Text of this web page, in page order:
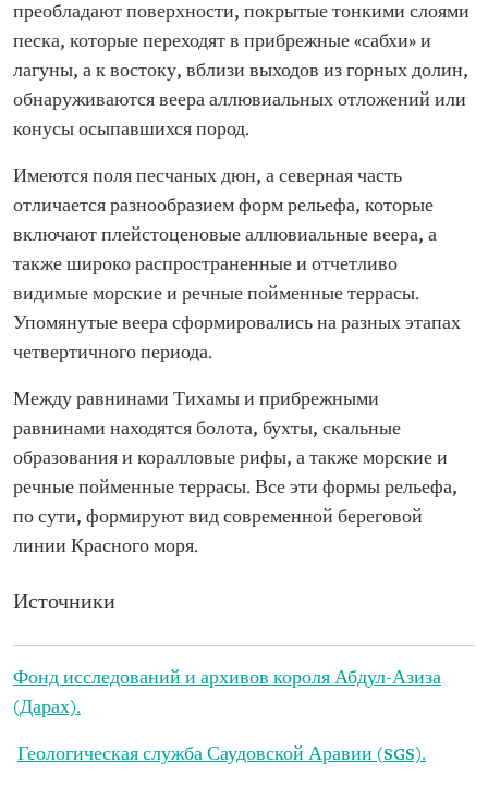
преобладают поверхности, покрытые тонкими слоями
песка, которые переходят в прибрежные «сабхи» и
лагуны, а к востоку, вблизи выходов из горных долин,
обнаруживаются веера аллювиальных отложений или
конусы осыпавшихся пород.
Имеются поля песчаных дюн, а северная часть
отличается разнообразием форм рельефа, которые
включают плейстоценовые аллювиальные веера, а
также широко распространенные и отчетливо
видимые морские и речные пойменные террасы.
Упомянутые веера сформировались на разных этапах
четвертичного периода.
Между равнинами Тихамы и прибрежными
равнинами находятся болота, бухты, скальные
образования и коралловые рифы, а также морские и
речные пойменные террасы. Все эти формы рельефа,
по сути, формируют вид современной береговой
линии Красного моря.
Источники
Фонд исследований и архивов короля Абдул-Азиза
(Дарах).
Геологическая служба Саудовской Аравии (SGS).